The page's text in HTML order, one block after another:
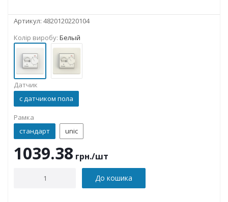
Артикул: 4820120220104
Колір виробу: Белый
Датчик
с датчиком пола
Рамка
стандарт
unic
1039.38 грн./шт
До кошика